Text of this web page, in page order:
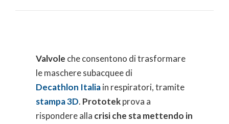
Valvole che consentono di trasformare
le maschere subacquee di
Decathlon Italiain respiratori, tramite
stampa 3D. Prototekprova a
rispondere alla crisi che sta mettendo in